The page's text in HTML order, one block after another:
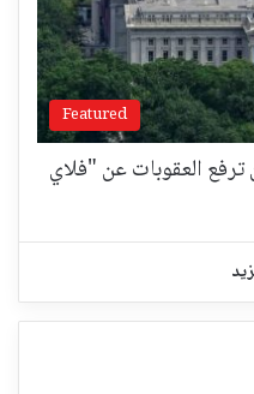
Featured
العقوبات عن "فلاي